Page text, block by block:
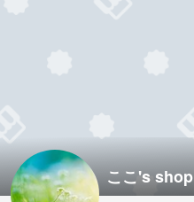
ここ's shop